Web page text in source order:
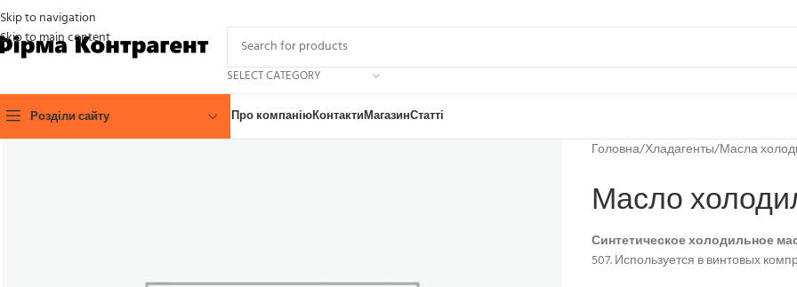
Skip to navigation
Skip to main content
SELECT CATEGORY
Розділи сайту Про компаніюКонтактиМагазинСтатті
Головна/Хладагенты/Масла
Масло
Синтетическое холодильное
507. Используется в винтовых